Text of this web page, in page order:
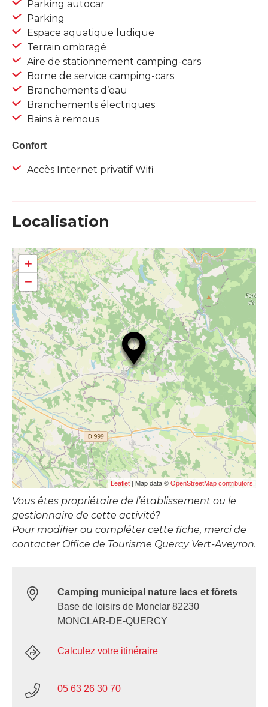
Parking autocar
Parking
Espace aquatique ludique
Terrain ombragé
Aire de stationnement camping-cars
Borne de service camping-cars
Branchements d’eau
Branchements électriques
Bains à remous
Confort
Accès Internet privatif Wifi
Localisation
+
−
Leaflet | Map data © OpenStreetMap contributors
Vous êtes propriétaire de l’établissement ou le
gestionnaire de cette activité?
Pour modifier ou compléter cette fiche, merci de
contacter Office de Tourisme Quercy Vert-Aveyron.
Camping municipal nature lacs et fôrets
Base de loisirs de Monclar 82230
MONCLAR-DE-QUERCY
Calculez votre itinéraire
05 63 26 30 70